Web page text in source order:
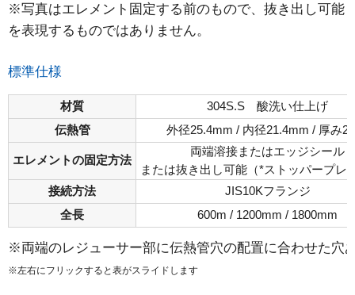
※写真はエレメント固定する前のもので、抜き出し可能
を表現するものではありません。
標準仕様
材質
304S.S 酸洗い仕上げ
伝熱管
外径25.4mm / 内径21.4mm / 厚み
エレメントの固定方法
両端溶接またはエッジシール
または抜き出し可能（*ストッパープレ
接続方法
JIS10Kフランジ
全長
600m / 1200mm / 1800mm
※両端のレジューサー部に伝熱管穴の配置に合わせた穴
※左右にフリックすると表がスライドします